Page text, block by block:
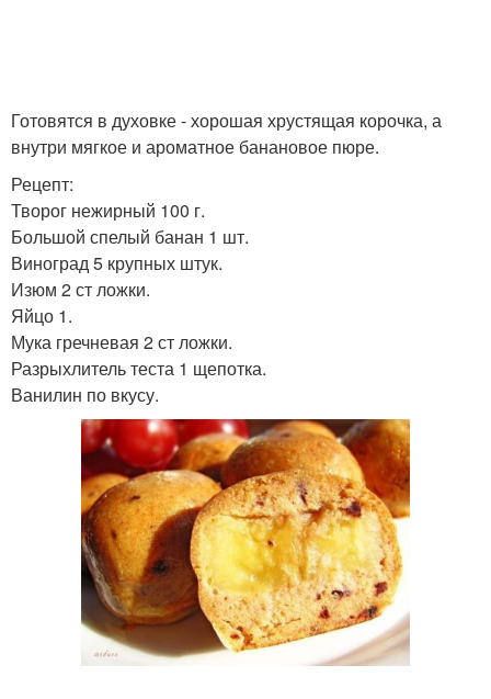
Готовятся в духовке - хорошая хрустящая корочка, а
внутри мягкое и ароматное банановое пюре.
Рецепт:
Творог нежирный 100 г.
Большой спелый банан 1 шт.
Виноград 5 крупных штук.
Изюм 2 ст ложки.
Яйцо 1.
Мука гречневая 2 ст ложки.
Разрыхлитель теста 1 щепотка.
Ванилин по вкусу.